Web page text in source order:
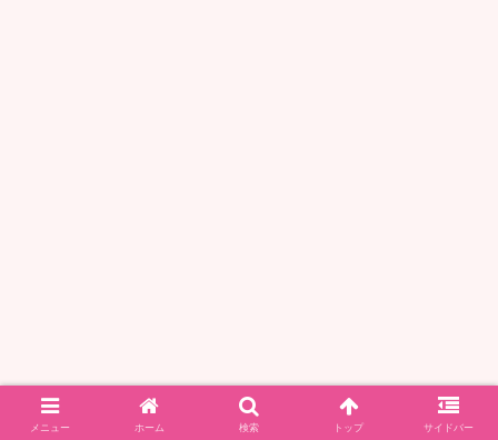
メニュー ホーム 検索 トップ サイドバー